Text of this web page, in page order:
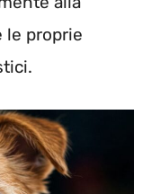
le proprie